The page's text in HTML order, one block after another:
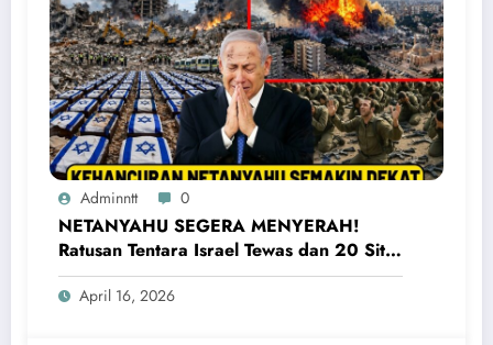
Adminntt 0
NETANYAHU SEGERA MENYERAH!
Ratusan Tentara Israel Tewas dan 20 Situs
Penting Meledak
April 16, 2026